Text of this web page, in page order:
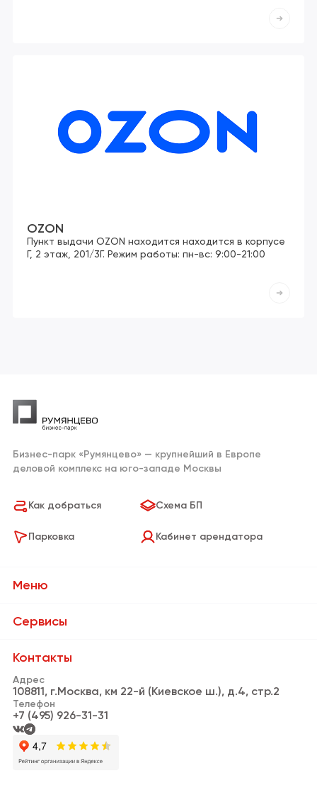
OZON
Пункт выдачи OZON находится находится в корпусе
Г, 2 этаж, 201/3Г. Режим работы: пн-вс: 9:00-21:00
Бизнес-парк «Румянцево» — крупнейший в Европе
деловой комплекс на юго-западе Москвы
Меню
О Бизнес-парке
Резиденты
Новости
Видео
Аренда
Сервисы
Банки и банкоматы
Пункты выдачи заказов
Кафе и рестораны
Информационная стойка
Нотариус
Контакты
Адрес
108811, г.Москва, км 22-й (Киевское ш.), д.4, стр.2
Телефон
+7 (495) 926-31-31
Как добраться Схема БП
Парковка Кабинет арендатора